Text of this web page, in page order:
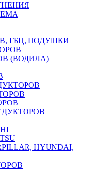
ГБЦ, ПОДУШКИ
(ВОДИЛА)
HYUNDAI,